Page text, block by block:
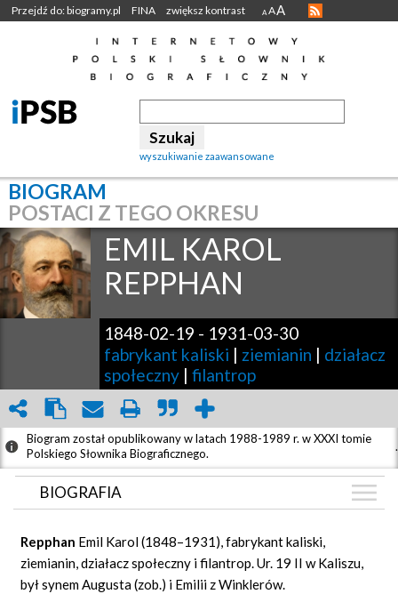
Przejdź do: biogramy.pl FINA zwiększ kontrast A AA
wyszukiwanie zaawansowane
BIOGRAM
POSTACI Z TEGO OKRESU
EMIL KAROL
REPPHAN
1848-02-19 - 1931-03-30
fabrykant kaliski | ziemianin | działacz
społeczny | filantrop
Biogram został opublikowany w latach 1988-1989 r. w XXXI tomie
Polskiego Słownika Biograficznego.
.
BIOGRAFIA
ZDJĘCIA (1)
GRAF POWIĄZAŃ
Repphan Emil Karol (1848–1931), fabrykant kaliski,
ziemianin, działacz społeczny i filantrop. Ur. 19 II w Kaliszu,
był synem Augusta (zob.) i Emilii z Winklerów.